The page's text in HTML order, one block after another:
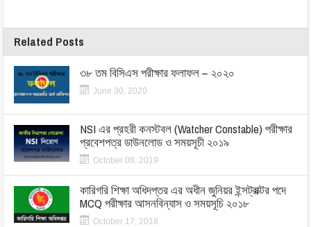
Related Posts
৩৮ তম বিসিএস পরীক্ষার ফলাফল – ২০২০
June 30, 2020
NSI এর প্রহরী কনস্টবল (Watcher Constable) পরীক্ষার
প্রবেশপত্র ডাউনলোড ও সময়সূচী ২০১৯
October 08, 2019
কারিগরি শিক্ষা অধিদপ্তর এর অধীন জুনিয়র ইন্সট্রাক্টর পদে
MCQ পরীক্ষার আসনবিন্যাস ও সময়সূচি ২০১৮
October 17, 2018